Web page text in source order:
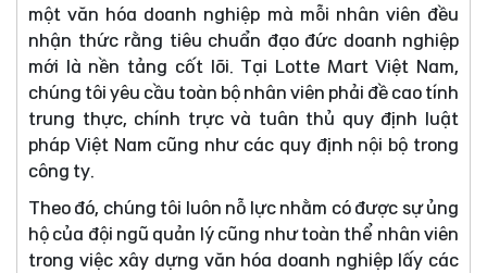
một văn hóa doanh nghiệp mà mỗi nhân viên đều
nhận thức rằng tiêu chuẩn đạo đức doanh nghiệp
mới là nền tảng cốt lõi. Tại Lotte Mart Việt Nam,
chúng tôi yêu cầu toàn bộ nhân viên phải đề cao tính
trung thực, chính trực và tuân thủ quy định luật
pháp Việt Nam cũng như các quy định nội bộ trong
công ty.
Theo đó, chúng tôi luôn nỗ lực nhằm có được sự ủng
hộ của đội ngũ quản lý cũng như toàn thể nhân viên
trong việc xây dựng văn hóa doanh nghiệp lấy các